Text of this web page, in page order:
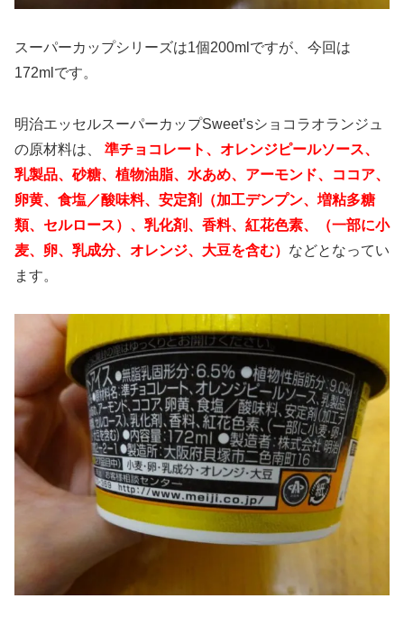
スーパーカップシリーズは1個200mlですが、今回は
172mlです。
明治エッセルスーパーカップSweet’sショコラオランジュ
の原材料は、
準チョコレート、オレンジピールソース、
乳製品、砂糖、植物油脂、水あめ、アーモンド、ココア、
卵黄、食塩／酸味料、安定剤（加工デンプン、増粘多糖
類、セルロース）、乳化剤、香料、紅花色素、（一部に小
麦、卵、乳成分、オレンジ、大豆を含む） などとなってい
ます。